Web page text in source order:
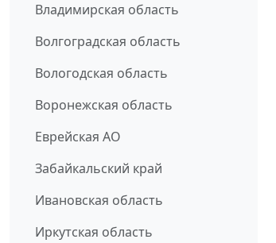
Владимирская область
Волгоградская область
Вологодская область
Воронежская область
Еврейская АО
Забайкальский край
Ивановская область
Иркутская область